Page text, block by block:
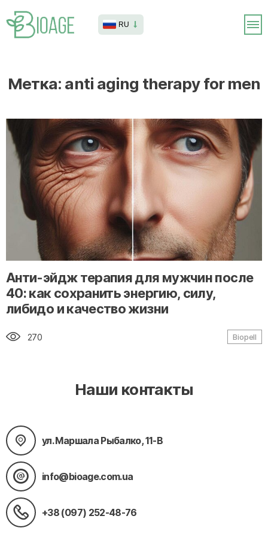
RU
Метка: anti aging therapy for men
" alt="loading" class="img-responsive"/>
Анти-эйдж терапия для мужчин после
40: как сохранить энергию, силу,
либидо и качество жизни
270 Biopell
Наши контакты
ул. Маршала Рыбалко, 11-В
info@bioage.com.ua
+38 (097) 252-48-76